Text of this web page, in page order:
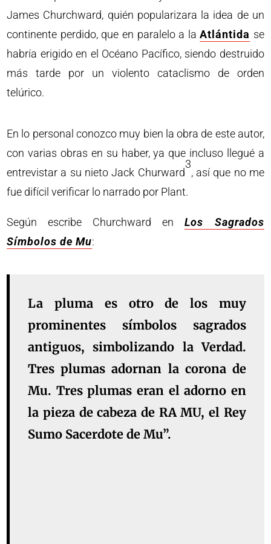
James Churchward, quién popularizara la idea de un
continente perdido, que en paralelo a laAtlántida se
habría erigido en el Océano Pacífico, siendo destruido
más tarde por un violento cataclismo de orden
telúrico.
En lo personal conozco muy bien la obra de este autor,
con varias obras en su haber, ya que incluso llegué a
entrevistar a su nieto Jack Churward
3
, así que no me
fue difícil verificar lo narrado por Plant.
Según escribe Churchward en Los Sagrados
Símbolos de Mu:
La pluma es otro de los muy
prominentes símbolos sagrados
antiguos, simbolizando la Verdad.
Tres plumas adornan la corona de
Mu. Tres plumas eran el adorno en
la pieza de cabeza de RA MU, el Rey
Sumo Sacerdote de Mu”.